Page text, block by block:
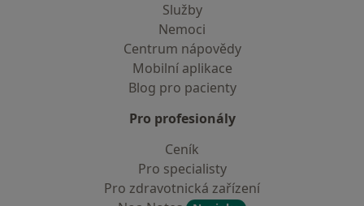
Služby
Nemoci
Centrum nápovědy
Mobilní aplikace
Blog pro pacienty
Pro profesionály
Ceník
Pro specialisty
Pro zdravotnická zařízení